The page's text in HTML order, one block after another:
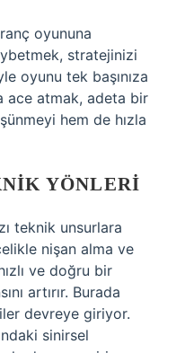
oyununa
stratejinizi
oyunu tek başınıza
ace atmak, adeta bir
hem de hızla
YÖNLERI
teknik unsurlara
nişan alma ve
ve doğru bir
artırır. Burada
devreye giriyor.
sinirsel